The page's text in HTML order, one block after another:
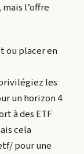
l’offre
ou placer en
les
un horizon 4
à des ETF
cela
pour une